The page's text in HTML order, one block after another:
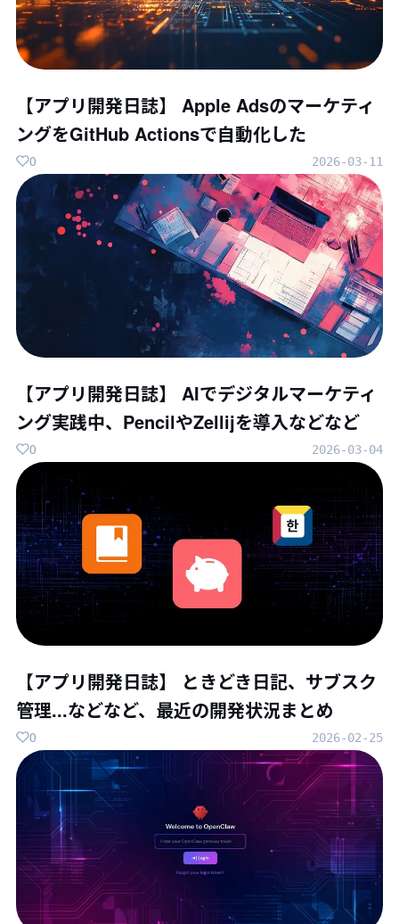
【アプリ開発日誌】 Apple Adsのマーケティ
ングをGitHub Actionsで自動化した
2026-03-11
0
【アプリ開発日誌】 AIでデジタルマーケティ
ング実践中、PencilやZellijを導入などなど
2026-03-04
0
【アプリ開発日誌】 ときどき日記、サブスク
管理...などなど、最近の開発状況まとめ
2026-02-25
0